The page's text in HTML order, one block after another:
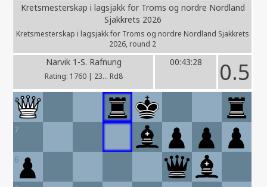
Kretsmesterskap i lagsjakk for Troms og nordre Nordland
Sjakkrets 2026
Kretsmesterskap i lagsjakk for Troms og nordre Nordland Sjakkrets
2026, round 2
Narvik 1-S. Rafnung
Rating: 1760 | 23... Rd8
00:43:28 0.5
8
7
6